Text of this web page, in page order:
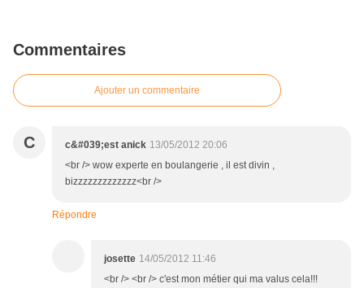
Commentaires
Ajouter un commentaire
C c&#039;est anick 13/05/2012 20:06
<br /> wow experte en boulangerie , il est divin ,
bizzzzzzzzzzzzz<br />
Répondre
josette 14/05/2012 11:46
<br /> <br /> c'est mon métier qui ma valus cela!!!